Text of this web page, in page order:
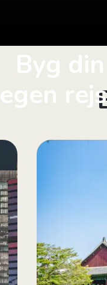
Byg din
egen